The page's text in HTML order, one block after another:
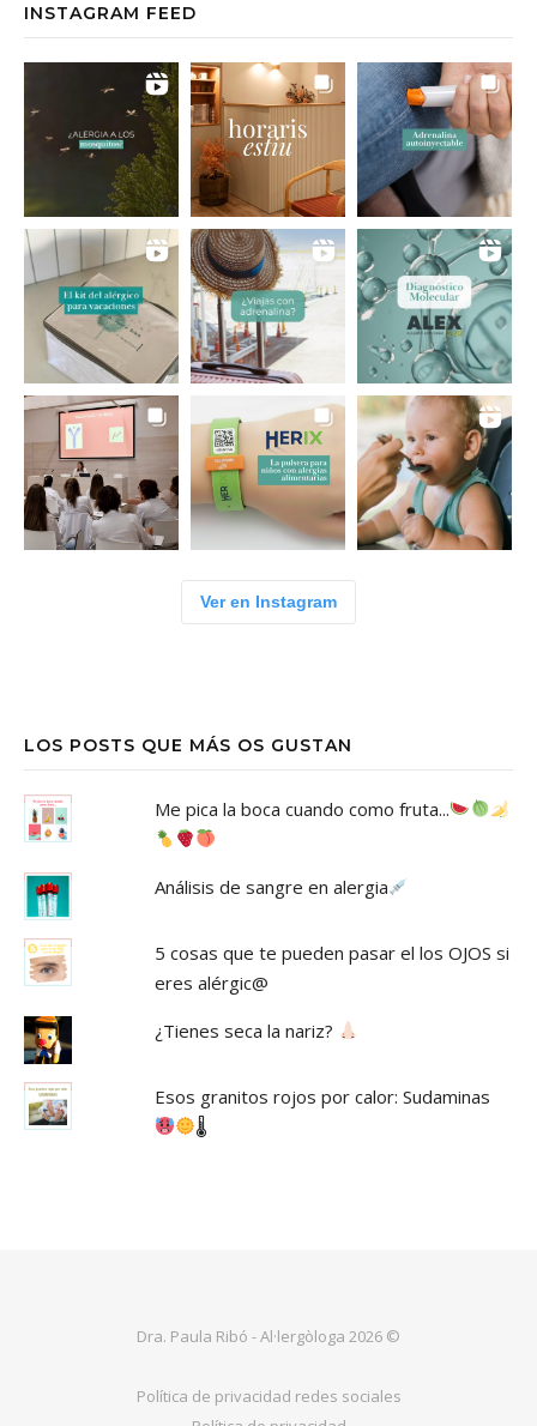
INSTAGRAM FEED
Ver en Instagram
LOS POSTS QUE MÁS OS GUSTAN
Me pica la boca cuando como fruta...
Análisis de sangre en alergia
5 cosas que te pueden pasar el los OJOS si
eres alérgic@
¿Tienes seca la nariz?
Esos granitos rojos por calor: Sudaminas
🌡
Dra. Paula Ribó - Al·lergòloga 2026 ©
Política de privacidad redes sociales